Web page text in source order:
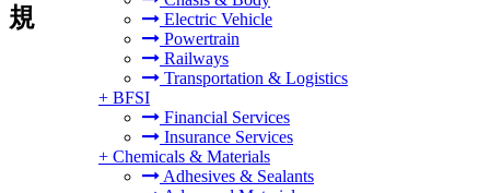
Electric Vehicle
Powertrain
Railways
Transportation & Logistics
+ BFSI
Financial Services
Insurance Services
+ Chemicals & Materials
Adhesives & Sealants
規